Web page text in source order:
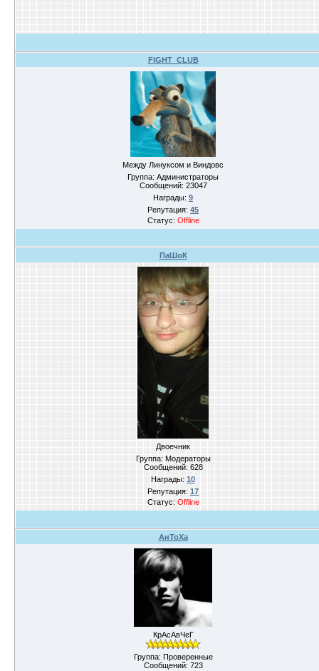
FIGHT_CLUB
Между Линуксом и Виндовс
Группа: Администраторы
Сообщений: 23047
Награды: 9
Репутация: 45
Статус: Offline
ПаШоК
Двоечник
Группа: Модераторы
Сообщений: 628
Награды: 10
Репутация: 17
Статус: Offline
АнТоХа
КрАсАвЧеГ
Группа: Проверенные
Сообщений: 723